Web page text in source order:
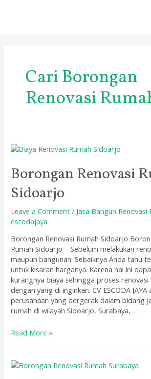
Cari Borongan
Renovasi
Borongan Renovasi
Sidoarjo
Leave a Comment / Jasa Bangun Renovasi
escodajaya
Borongan Renovasi Rumah Sidoarjo
Rumah Sidoarjo – Sebelum melakukan
maupun bangunan. Sebaiknya Anda tahu
untuk kisaran harganya. Karena hal ini
kurangnya biaya sehingga proses renovasi
dengan yang di inginkan. CV ESCODA JAYA
perusahaan yang bergerak dalam bidang
rumah di wilayah Sidoarjo, Surabaya, …
Borongan
Rumah
Sidoarjo
Read More »
Borongan